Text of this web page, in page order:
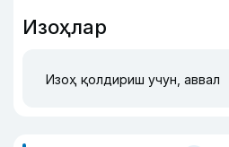
Изоҳлар
Изоҳ қолдириш учун, аввал